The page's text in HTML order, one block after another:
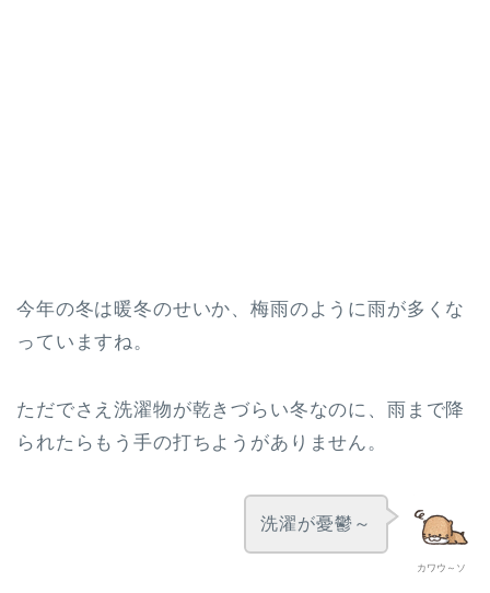
今年の冬は暖冬のせいか、梅雨のように雨が多くな
っていますね。
ただでさえ洗濯物が乾きづらい冬なのに、雨まで降
られたらもう手の打ちようがありません。
カワウ～ソ
洗濯が憂鬱～